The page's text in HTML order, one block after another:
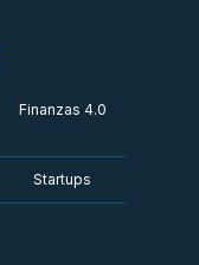
Finanzas 4.0
Startups